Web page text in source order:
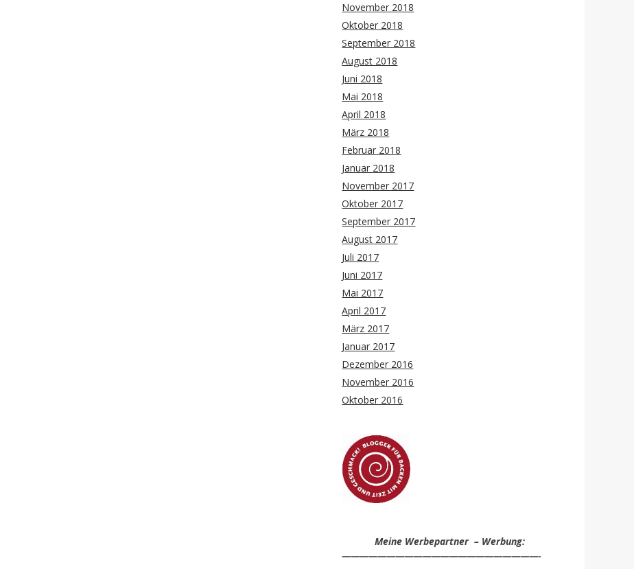
November 2018
Oktober 2018
September 2018
August 2018
Juni 2018
Mai 2018
April 2018
März 2018
Februar 2018
Januar 2018
November 2017
Oktober 2017
September 2017
August 2017
Juli 2017
Juni 2017
Mai 2017
April 2017
März 2017
Januar 2017
Dezember 2016
November 2016
Oktober 2016
Meine Werbepartner – Werbung:
——————————————————————-